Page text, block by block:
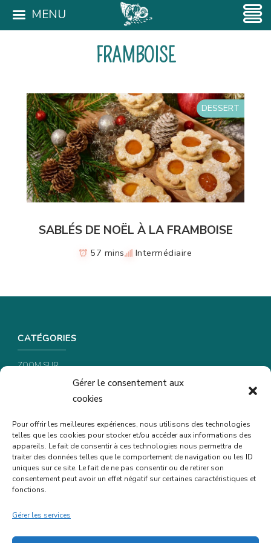
Gérer le consentement aux
cookies
Pour offrir les meilleures expériences, nous utilisons des technologies
telles que les cookies pour stocker et/ou accéder aux informations des
appareils. Le fait de consentir à ces technologies nous permettra de
traiter des données telles que le comportement de navigation ou les ID
uniques sur ce site. Le fait de ne pas consentir ou de retirer son
consentement peut avoir un effet négatif sur certaines caractéristiques et
fonctions.
Gérer les services
FRAMBOISE
DESSERT
SABLÉS DE NOËL À LA FRAMBOISE
57 mins Intermédiaire
CATÉGORIES
ZOOM SUR …
CONSEILS & ASTUCES
INFORMATIONS & CONFIDENTIALITÉ
POLITIQUE DE CONFIDENTIALITÉ
POLITIQUE DE COOKIES (UE)
MENU